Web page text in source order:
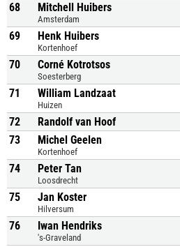
68 Mitchell Huibers
Amsterdam
69 Henk Huibers
Kortenhoef
70 Corné Kotrotsos
Soesterberg
71 William Landzaat
Huizen
72 Randolf van Hoof
73
Michel Geelen
Kortenhoef
74 Peter Tan
Loosdrecht
75 Jan Koster
Hilversum
76 Iwan Hendriks
's-Graveland